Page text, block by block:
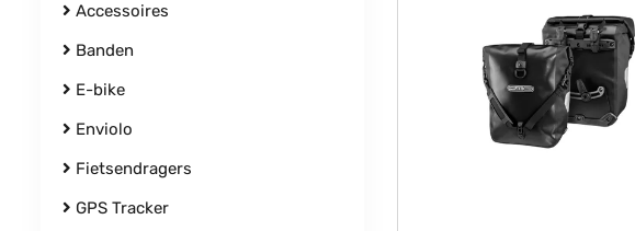
Accessoires
Banden
E-bike
Enviolo
Fietsendragers
GPS Tracker